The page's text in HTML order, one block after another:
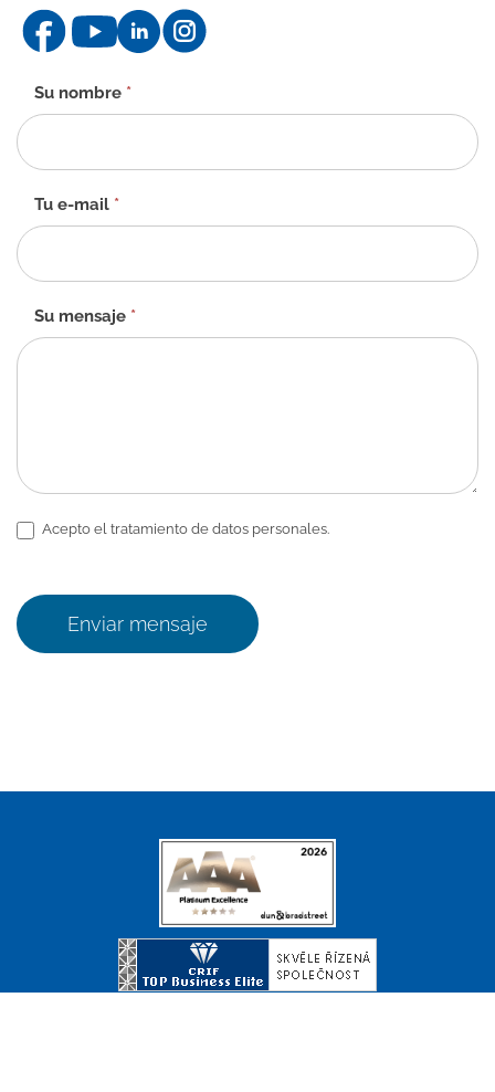
Formulario
de
contacto
Su nombre *
Tu e-mail *
Su mensaje *
Acepto el tratamiento de datos personales.
Enviar mensaje